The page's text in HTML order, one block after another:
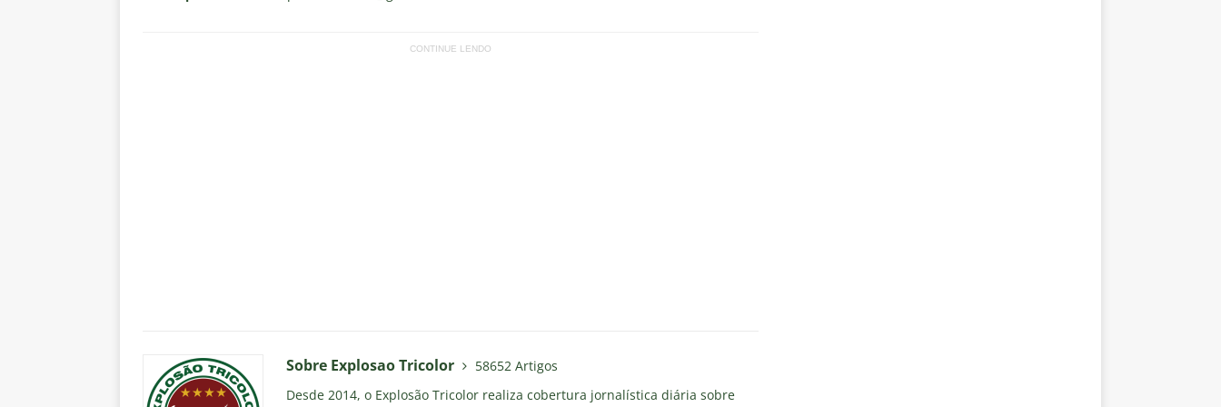
CONTINUE LENDO
Sobre Explosao Tricolor
58652 Artigos
Desde 2014, o Explosão Tricolor realiza cobertura jornalística diária sobre